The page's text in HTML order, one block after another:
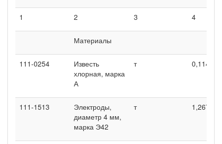
1 2 3 4
Материалы
111-0254
Известь
хлорная, марка
А
т 0,114
111-1513
Электроды,
диаметр 4 мм,
марка Э42
т 1,267